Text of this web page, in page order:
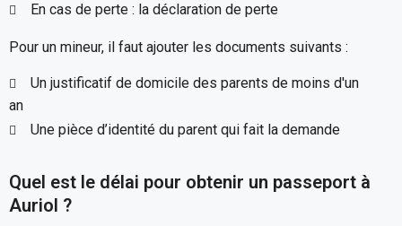
En cas de perte : la déclaration de perte
Pour un mineur, il faut ajouter les documents suivants :
Un justificatif de domicile des parents de moins d'un
an
Une pièce d’identité du parent qui fait la demande
Quel est le délai pour obtenir un passeport à
Auriol ?